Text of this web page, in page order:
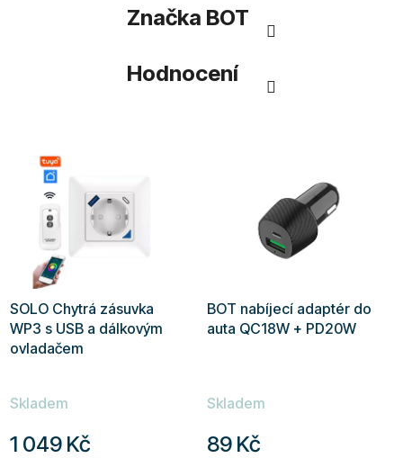
Značka BOT
Hodnocení
SOLO Chytrá zásuvka
WP3 s USB a dálkovým
ovladačem
Skladem
1 049 Kč
BOT nabíjecí adaptér do
auta QC18W + PD20W
Skladem
89 Kč